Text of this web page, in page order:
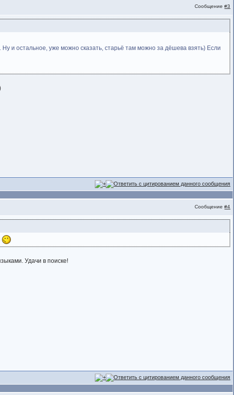
Сообщение#3
и остальное, уже можно сказать, старьё там можно за дёшева взять) Если
Сообщение#4
Удачи в поиске!